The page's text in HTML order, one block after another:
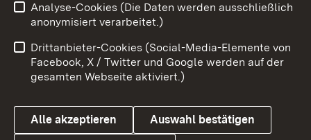
Impressum
Kontakt
Barrierefreiheit
Datenschutz
Cookies
Analyse-Cookies (Die Daten werden ausschließlich
anonymisiert verarbeitet.)
Drittanbieter-Cookies (Social-Media-Elemente von
Facebook, X / Twitter und Google werden auf der
gesamten Webseite aktiviert.)
Alle akzeptieren Auswahl bestätigen